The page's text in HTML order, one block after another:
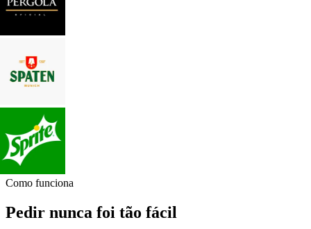
Como funciona
Pedir nunca foi tão fácil